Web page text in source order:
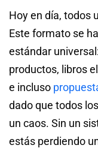
Hoy en día, todos
Este formato se
estándar
productos, libros
e incluso
dado que todos
un caos. Sin un
estás perdiendo